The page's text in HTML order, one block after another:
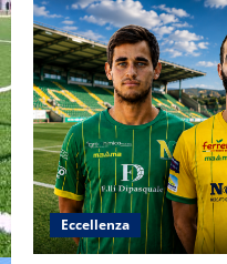
Eccellenza